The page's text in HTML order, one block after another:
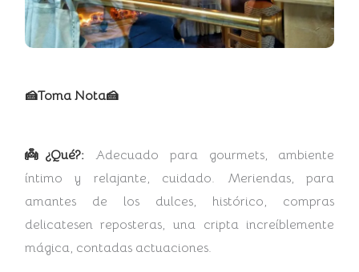
🍰Toma Nota🍰
👼¿Qué?:Adecuado para gourmets, ambiente
íntimo y relajante, cuidado. Meriendas, para
amantes de los dulces, histórico, compras
delicatesen reposteras, una cripta increíblemente
mágica, contadas actuaciones.